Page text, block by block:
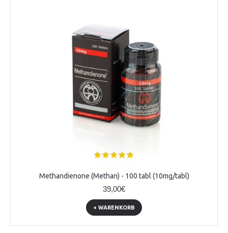
Methandienone (Methan) - 100 tabl (10mg/tabl)
39,00€
+ WARENKORB